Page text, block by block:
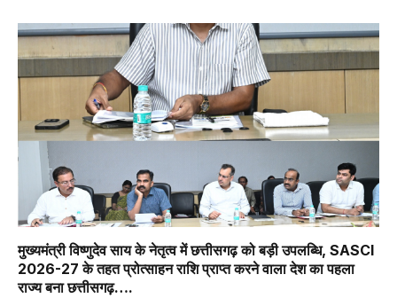
मुख्यमंत्री विष्णुदेव साय के नेतृत्व में छत्तीसगढ़ को बड़ी उपलब्धि, SASCI
2026-27 के तहत प्रोत्साहन राशि प्राप्त करने वाला देश का पहला
राज्य बना छत्तीसगढ़….